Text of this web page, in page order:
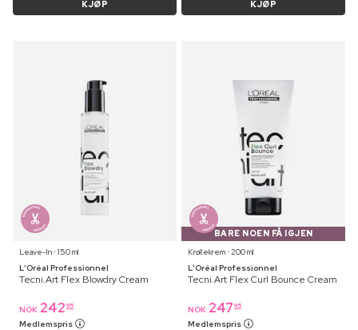
KJØP KJØP
Leave-In ⋅ 150 ml
L'Oréal Professionnel
Tecni.Art Flex Blowdry Cream
NOK 242 95
Medlemspris
BARE NOEN FÅ IGJEN
Krøllekrem ⋅ 200 ml
L'Oréal Professionnel
Tecni.Art Flex Curl Bounce Cream
NOK 247 95
Medlemspris